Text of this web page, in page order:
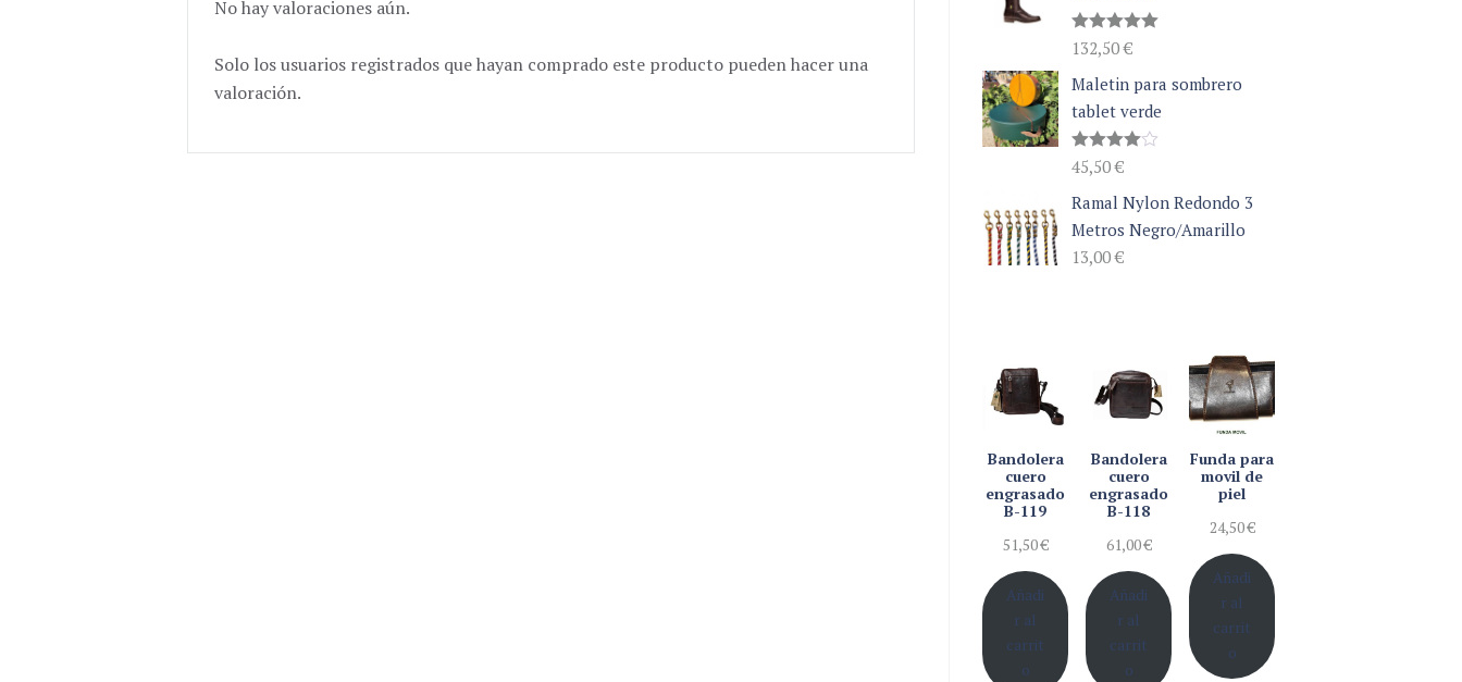
No hay valoraciones aún.
Solo los usuarios registrados que hayan comprado este producto pueden hacer una
valoración.
Valorado
con5.00
de 5
132,50€
Maletin para sombrero
tablet verde
Valorado
con4.00
de 5
45,50€
Ramal Nylon Redondo 3
Metros Negro/Amarillo
13,00€
Bandolera
cuero
engrasado
B-119
51,50€
Añadi
r al
carrit
o
Bandolera
cuero
engrasado
B-118
61,00€
Añadi
r al
carrit
o
Funda para
movil de
piel
24,50€
Añadi
r al
carrit
o